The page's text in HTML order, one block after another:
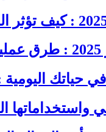
واستخداماتها